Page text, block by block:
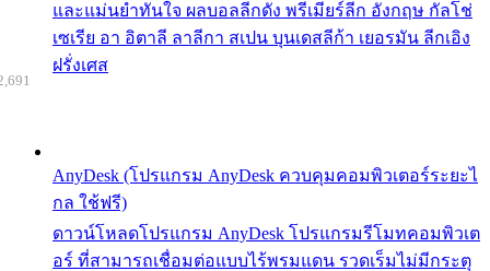
และแม่นยำทันใจ ผลบอลลีกดัง พรีเมียร์ลีก อังกฤษ กัลโช่
เซเรีย อา อิตาลี ลาลีกา สเปน บุนเดสลีก้า เยอรมัน ลีกเอิง
ฝรั่งเศส
AnyDesk (โปรแกรม AnyDesk ควบคุมคอมพิวเตอร์ระยะไ
กล ใช้ฟรี)
ดาวน์โหลดโปรแกรม AnyDesk โปรแกรมรีโมทคอมพิวเต
อร์ ที่สามารถเชื่อมต่อแบบไร้พรมแดน รวดเร็มไม่มีกระตุ